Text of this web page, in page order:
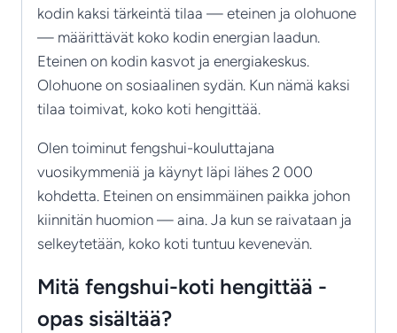
kodin kaksi tärkeintä tilaa — eteinen ja olohuone
— määrittävät koko kodin energian laadun.
Eteinen on kodin kasvot ja energiakeskus.
Olohuone on sosiaalinen sydän. Kun nämä kaksi
tilaa toimivat, koko koti hengittää.
Olen toiminut fengshui-kouluttajana
vuosikymmeniä ja käynyt läpi lähes 2 000
kohdetta. Eteinen on ensimmäinen paikka johon
kiinnitän huomion — aina. Ja kun se raivataan ja
selkeytetään, koko koti tuntuu kevenevän.
Mitä fengshui-koti hengittää -
opas sisältää?